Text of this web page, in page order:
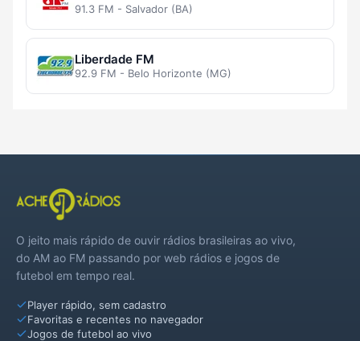
91.3 FM - Salvador (BA)
Liberdade FM
92.9 FM - Belo Horizonte (MG)
O jeito mais rápido de ouvir rádios brasileiras ao vivo,
do AM ao FM passando por web rádios e jogos de
futebol em tempo real.
Player rápido, sem cadastro
Favoritas e recentes no navegador
Jogos de futebol ao vivo